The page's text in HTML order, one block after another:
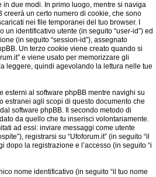
in due modi. In primo luogo, mentre si naviga
creerà un certo numero di cookie, che sono
nei file temporanei del tuo browser. I
identificativo utente (in seguito “user-id”) ed
(in seguito “session-id”), assegnato
Un terzo cookie viene creato quando si
e viene usato per memorizzare gli
leggere, quindi agevolando la lettura nelle tue
esterni al software phpBB mentre navighi su
estranei agli scopi di questo documento che
software phpBB. Il secondo metodo di
da quello che tu inserisci volontariamente.
ad essi: inviare messaggi come utente
registrarsi su “Ufoforum.it” (in seguito “il
dopo la registrazione e l’accesso (in seguito “i
nome identificativo (in seguito “il tuo nome